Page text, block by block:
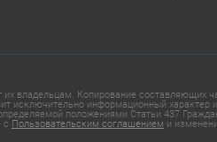
Копирование составляющих
исключительно информационный характер
положениями Статьи 437
с Пользовательским соглашением и